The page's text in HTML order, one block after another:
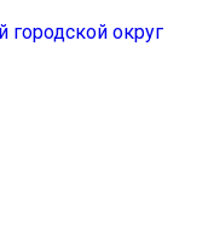
округ